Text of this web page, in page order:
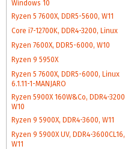
Windows 10
Ryzen 5 7600X, DDR5-5600, W11
Core i7-12700K, DDR4-3200, Linux
Ryzen 7600X, DDR5-6000, W10
Ryzen 9 5950X
Ryzen 5 7600X, DDR5-6000, Linux
6.1.11-1-MANJARO
Ryzen 5900X 160W&Co, DDR4-
W10
Ryzen 9 5900X, DDR4-3600, W11
Ryzen 9 5900X UV, DDR4-3600CL16,
W11